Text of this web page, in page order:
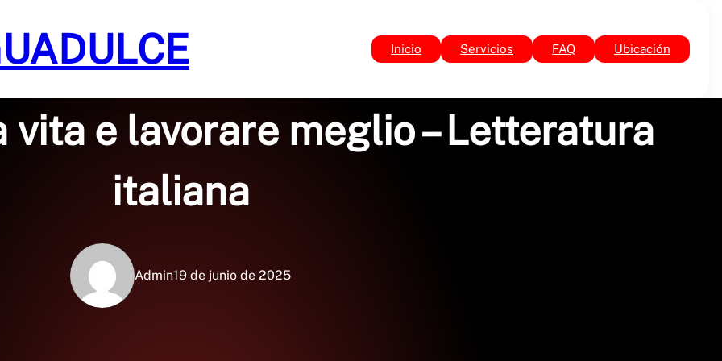
Inicio Servicios FAQ Ubicación
vita e lavorare meglio – Letteratura
italiana
Admin19 de junio de 2025